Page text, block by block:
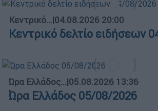
Κεντρικό...|04.08.2026 20:00
Κεντρικό δελτίο ειδήσεων
Ώρα Ελλάδος...|05.08.2026 13:36
Ώρα Ελλάδος 05/08/2026